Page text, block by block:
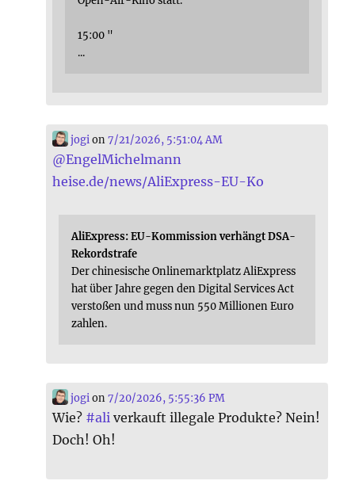
15:00 "
...
jogion7/21/2026, 5:51:04 AM
@EngelMichelmann
heise.de/news/AliExpress-EU-Ko
AliExpress: EU-Kommission verhängt DSA-
Rekordstrafe
Der chinesische Onlinemarktplatz AliExpress
hat über Jahre gegen den Digital Services Act
verstoßen und muss nun 550 Millionen Euro
zahlen.
jogion7/20/2026, 5:55:36 PM
Wie? #ali verkauft illegale Produkte? Nein!
Doch! Oh!